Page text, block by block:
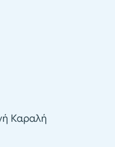
Καραλή